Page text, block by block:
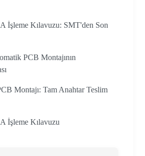
İşleme Kılavuzu: SMT'den Son
PCB Montajının
Montajı: Tam Anahtar Teslim
İşleme Kılavuzu